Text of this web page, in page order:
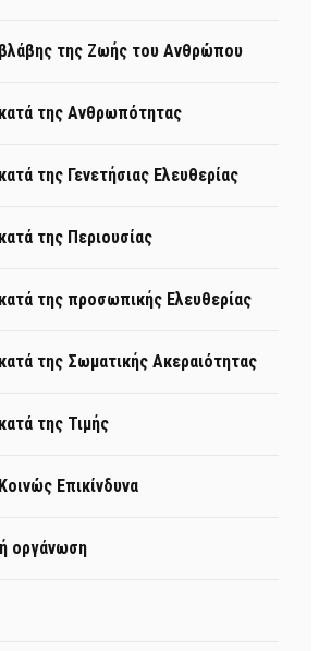
της Ζωής του Ανθρώπου
της Ανθρωπότητας
της Γενετήσιας Ελευθερίας
της Περιουσίας
της προσωπικής Ελευθερίας
της Σωματικής Ακεραιότητας
της Τιμής
Επικίνδυνα
οργάνωση